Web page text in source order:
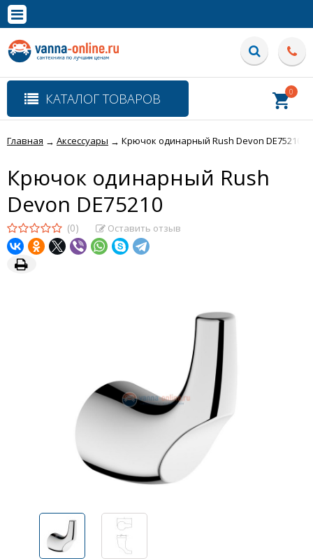
Полная версия сайта
КАТАЛОГ ТОВАРОВ 0
Главная → Аксессуары → Крючок одинарный Rush Devon DE75210
Крючок одинарный Rush
Devon DE75210
(0) Оставить отзыв